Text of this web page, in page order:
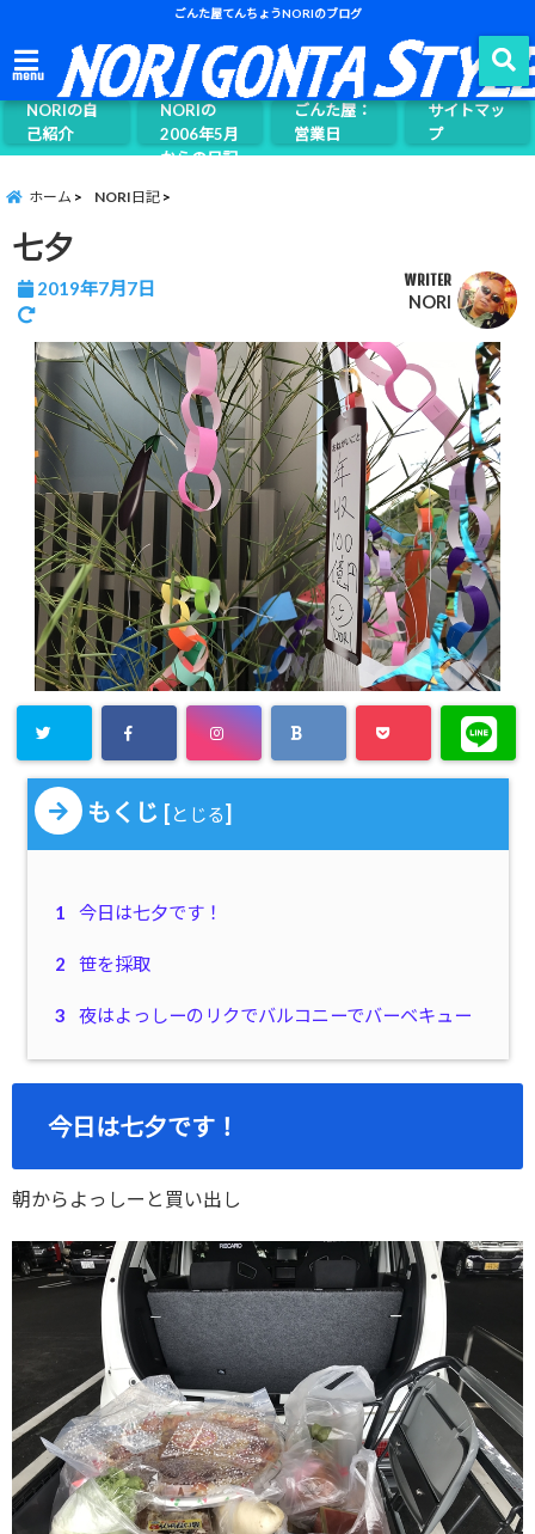
ごんた屋てんちょうNORIのブログ
menu
NORIの自
己紹介
ごんた屋て
んちょう
NORIの
2006年5月
からの日記
ごんた屋：
営業日
サイトマッ
プ
ホーム NORI日記
七夕
2019年7月7日 WRITER
NORI
もくじ [とじる]
1 今日は七夕です！
2 笹を採取
3 夜はよっしーのリクでバルコニーでバーベキュー
今日は七夕です！
朝からよっしーと買い出し